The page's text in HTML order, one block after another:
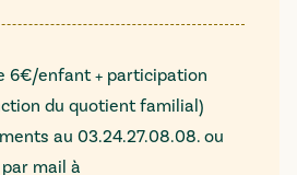
6€/enfant + participation
du quotient familial)
au 03.24.27.08.08. ou
par mail à